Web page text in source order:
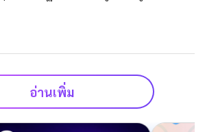
อ่านเพิ่ม